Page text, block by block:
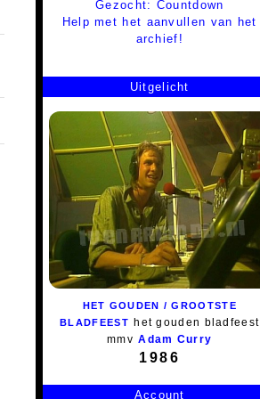
Gezocht: Countdown
Help met het aanvullen van het
archief!
Uitgelicht
HET GOUDEN / GROOTSTE
BLADFEEST het gouden bladfeest
mmv Adam Curry
1986
Account